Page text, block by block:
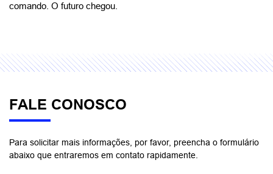
comando. O futuro chegou.
FALE CONOSCO
Para solicitar mais informações, por favor, preencha o formulário
abaixo que entraremos em contato rapidamente.